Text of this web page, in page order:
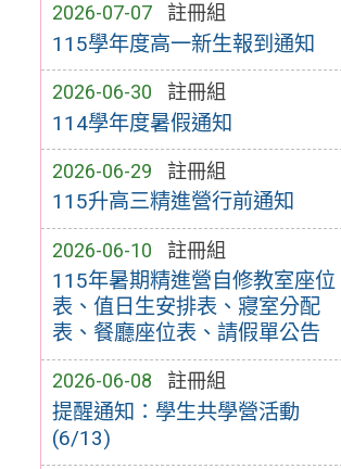
2026-07-07 註冊組
115學年度高一新生報到通知
2026-06-30 註冊組
114學年度暑假通知
2026-06-29 註冊組
115升高三精進營行前通知
2026-06-10 註冊組
115年暑期精進營自修教室座位
表、值日生安排表、寢室分配
表、餐廳座位表、請假單公告
2026-06-08 註冊組
提醒通知：學生共學營活動
(6/13)